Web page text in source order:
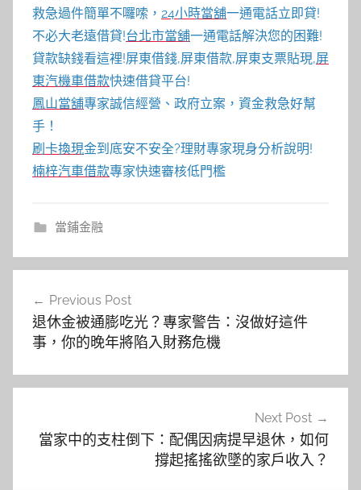
救急過件簡單不囉嗦， 24小時當舖一通電話立即貸!
不必大老遠借貸!台北市當舖一通電話解決您的困難!
貸款缺錢看這裡!屏東借錢,屏東借款,屏東支票貼現,屏
東汽機車借款快速借貸平台!
鳳山當舖專家誠信經營、政府立案，資金救急好幫
手！
刷卡換現金到底安不安全?理財專家現身分析說明!
楠梓汽車借款專家快速審核低門檻
當鋪金融
章
導
覽
Previous Post
退休金被通膨吃光？專家警告：沒做好這件
事，你的晚年將陷入財務危機
Next Post
當家中的支柱倒下：配偶因病提早退休，如何
撐起搖搖欲墜的家戶收入？